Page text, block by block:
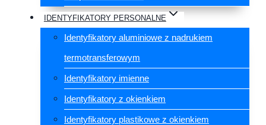
IDENTYFIKATORY PERSONALNE
Identyfikatory aluminiowe z nadrukiem
termotransferowym
Identyfikatory imienne
Identyfikatory z okienkiem
Identyfikatory plastikowe z okienkiem